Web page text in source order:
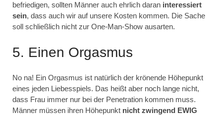
befriedigen, sollten Männer auch ehrlich daran interessiert
sein, dass auch wir auf unsere Kosten kommen. Die Sache
soll schließlich nicht zur One-Man-Show ausarten.
5. Einen Orgasmus
No na! Ein Orgasmus ist natürlich der krönende Höhepunkt
eines jeden Liebesspiels. Das heißt aber noch lange nicht,
dass Frau immer nur bei der Penetration kommen muss.
Männer müssen ihren Höhepunkt nicht zwingend EWIG